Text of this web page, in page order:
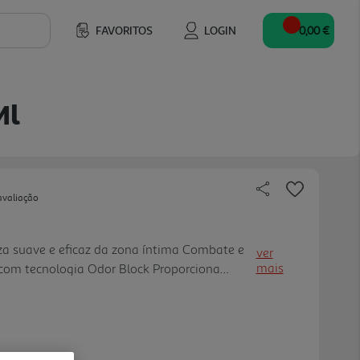
FAVORITOS LOGIN 0,00 €
suave e eficaz da zona íntima Combate e
tecnologia Odor Block Proporciona
uso diário, inclusive em fluxos intensos e
ver
mais